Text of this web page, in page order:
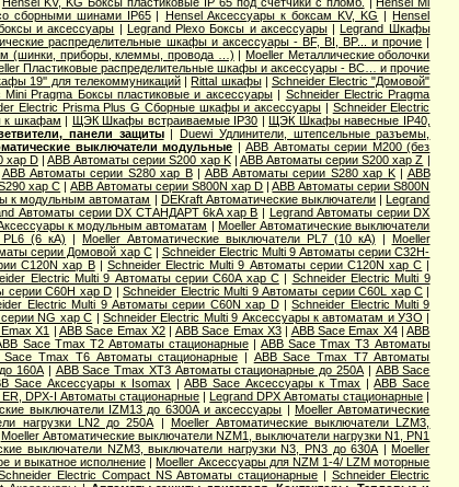
сборными шинами IP65| Hensel Аксессуары к боксам KV, KG |Hensel
и аксессуары | Legrand Plexo Боксы и аксессуары|Legrand Шкафы
распределительные шкафы и аксессуары - BF, BI, BP... и прочие |
(шинки, приборы, клеммы, провода …) |Moeller Металлические оболочки
Пластиковые распределительные шкафы и аксессуары - BC… и прочие
19'' для телекоммуникаций|Rittal шкафы|Schneider Electric "Домовой"
Mini Pragma Боксы пластиковые и аксессуары| Schneider Electric Pragma
Electric Prisma Plus G Сборные шкафы и аксессуары | Schneider Electric
шкафам | ЩЭК Шкафы встраиваемые IP30 |ЩЭК Шкафы навесные IP40,
панели защиты|Duewi Удлинители, штепсельные разъемы,
выключатели модульные |ABB Автоматы серии M200 (без
хар D|ABB Автоматы серии S200 хар K| ABB Автоматы серии S200 хар Z |
ABB Автоматы серии S280 хар B| ABB Автоматы серии S280 хар K| ABB
хар С |ABB Автоматы серии S800N хар D |ABB Автоматы серии S800N
к модульным автоматам | DEKraft Автоматические выключатели |Legrand
Автоматы серии DX СТАНДАРТ 6kA хар B | Legrand Автоматы серии DX
к модульным автоматам | Moeller Автоматические выключатели
PL6 (6 кА) |Moeller Автоматические выключатели PL7 (10 кА) | Moeller
серии Домовой хар C| Schneider Electric Multi 9 Автоматы серии C32H-
C120N хар B| Schneider Electric Multi 9 Автоматы серии C120N хар C |
Electric Multi 9 Автоматы серии C60A хар C| Schneider Electric Multi 9
серии C60H хар D |Schneider Electric Multi 9 Автоматы серии C60L хар C |
Electric Multi 9 Автоматы серии C60N хар D|Schneider Electric Multi 9
NG хар С |Schneider Electric Multi 9 Аксессуары к автоматам и УЗО |
X1 | ABB Sace Emax X2 | ABB Sace Emax X3| ABB Sace Emax X4|ABB
Sace Tmax T2 Автоматы стационарные|ABB Sace Tmax T3 Автоматы
Sace Tmax T6 Автоматы стационарные | ABB Sace Tmax T7 Автоматы
160А| ABB Sace Tmax XT3 Автоматы стационарные до 250А | ABB Sace
Sace Аксессуары к Isomax |ABB Sace Аксессуары к Tmax |ABB Sace
DPX-I Автоматы стационарные |Legrand DPX Автоматы стационарные |
выключатели IZM13 до 6300А и аксессуары |Moeller Автоматические
нагрузки LN2 до 250А | Moeller Автоматические выключатели LZM3,
Moeller Автоматические выключатели NZM1, выключатели нагрузки N1, PN1
выключатели NZM3, выключатели нагрузки N3, PN3 до 630А |Moeller
и выкатное исполнение|Moeller Аксессуары для NZM 1-4/ LZM моторные
Electric Compact NS Автоматы стационарные | Schneider Electric